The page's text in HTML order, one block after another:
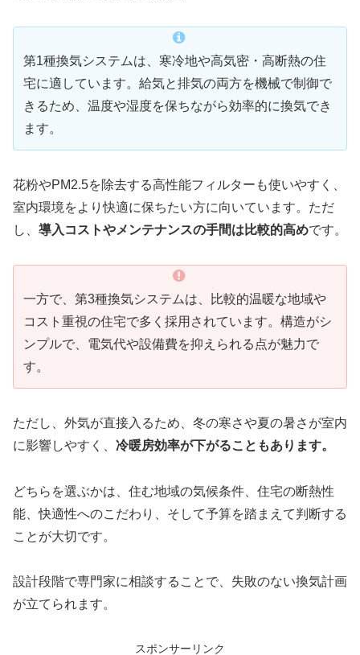
第1種換気システムは、寒冷地や高気密・高断熱の住
宅に適しています。給気と排気の両方を機械で制御で
きるため、温度や湿度を保ちながら効率的に換気でき
ます。
花粉やPM2.5を除去する高性能フィルターも使いやすく、
室内環境をより快適に保ちたい方に向いています。ただ
し、 導入コストやメンテナンスの手間は比較的高めです。
一方で、第3種換気システムは、比較的温暖な地域や
コスト重視の住宅で多く採用されています。構造がシ
ンプルで、電気代や設備費を抑えられる点が魅力で
す。
ただし、外気が直接入るため、冬の寒さや夏の暑さが室内
に影響しやすく、 冷暖房効率が下がることもあります。
どちらを選ぶかは、住む地域の気候条件、住宅の断熱性
能、快適性へのこだわり、そして予算を踏まえて判断する
ことが大切です。
設計段階で専門家に相談することで、失敗のない換気計画
が立てられます。
スポンサーリンク